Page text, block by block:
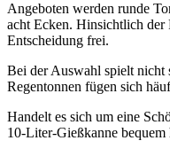
Angeboten werden runde
acht Ecken. Hinsichtlich der
Entscheidung frei.
Bei der Auswahl spielt nicht
Regentonnen fügen sich
Handelt es sich um eine
10-Liter-Gießkanne bequem